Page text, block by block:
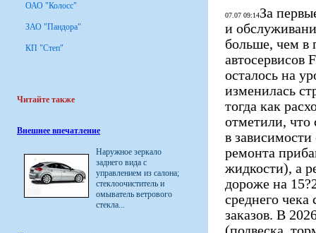
ОАО "Колосс"
ЗАО "Пандора"
КП "Степ"
Читайте также
Внешнее впечатление
Наружное зеркало
заднего вида с
управлением из салона;
стеклоочиститель и
омыватель ветрового
стекла...
07.07 09:14За
и
больше, чем в
автосервисов
осталось на
изменилась
тогда как
отметили, что
в
ремонта
жидкости), а
дороже на
среднего
заказов. В